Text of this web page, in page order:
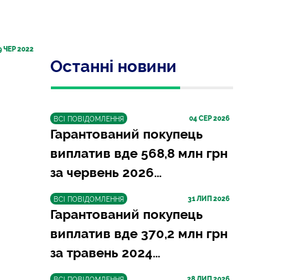
ЧЕР 2022
Останні новини
ВСІ ПОВІДОМЛЕННЯ 04 СЕР 2026
Гарантований покупець
виплатив вде 568,8 млн грн
за червень 2026…
ВСІ ПОВІДОМЛЕННЯ 31 ЛИП 2026
Гарантований покупець
виплатив вде 370,2 млн грн
за травень 2024…